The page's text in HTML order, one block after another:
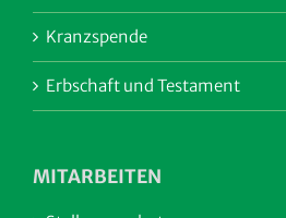
Kranzspende
Erbschaft und Testament
MITARBEITEN